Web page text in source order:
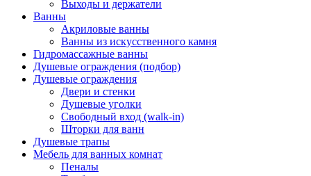
Выходы и держатели
Ванны
Акриловые ванны
Ванны из искусственного камня
Гидромассажные ванны
Душевые ограждения (подбор)
Душевые ограждения
Двери и стенки
Душевые уголки
Свободный вход (walk-in)
Шторки для ванн
Душевые трапы
Мебель для ванных комнат
Пеналы